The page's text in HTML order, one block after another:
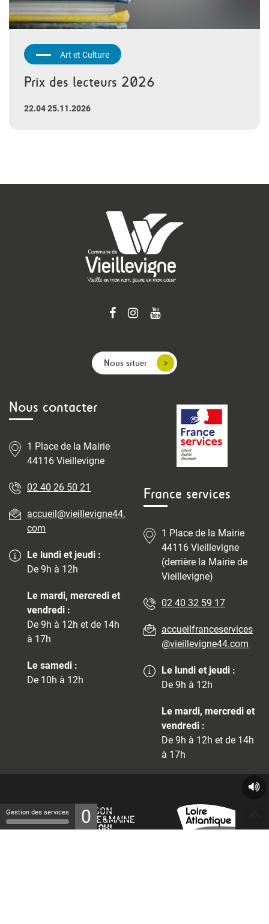
Art et Culture
Prix des lecteurs 2026
22.04 25.11.2026
Nous situer
Nous contacter
1 Place de la Mairie
44116 Vieillevigne
02 40 26 50 21
accueil@vieillevigne44.
com
Le lundi et jeudi :
De 9h à 12h
Le mardi, mercredi et
vendredi :
De 9h à 12h et de 14h
à 17h
Le samedi :
De 10h à 12h
France services
1 Place de la Mairie
44116 Vieillevigne
(derrière la Mairie de
Vieillevigne)
02 40 32 59 17
accueilfranceservices
@vieillevigne44.com
Le lundi et jeudi :
De 9h à 12h
Le mardi, mercredi et
vendredi :
De 9h à 12h et de 14h
à 17h
Gestion des services 0